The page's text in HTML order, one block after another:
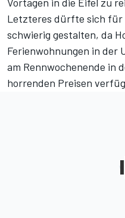
Letzteres dürfte sich für
schwierig gestalten, da
Ferienwohnungen in der
am Rennwochenende in
horrenden Preisen